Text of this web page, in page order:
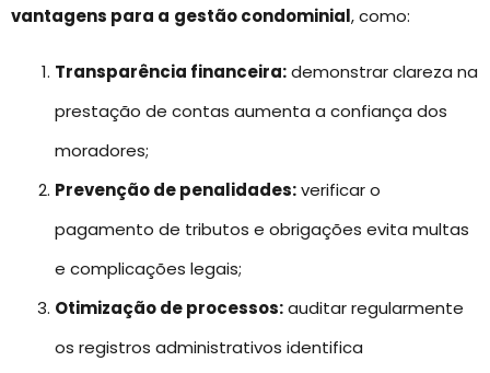
vantagens para a gestão condominial, como:
Transparência financeira:demonstrar clareza na
prestação de contas aumenta a confiança dos
moradores;
Prevenção de penalidades:verificar o
pagamento de tributos e obrigações evita multas
e complicações legais;
Otimização de processos:auditar regularmente
os registros administrativos identifica